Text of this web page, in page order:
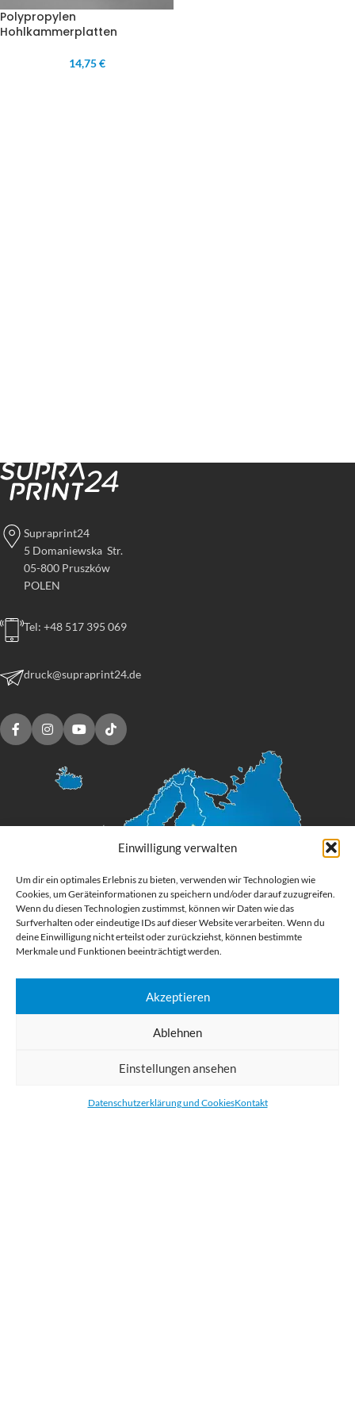
Einwilligung verwalten
Um dir ein optimales Erlebnis zu bieten, verwenden wir Technologien wie
Cookies, um Geräteinformationen zu speichern und/oder darauf zuzugreifen.
Wenn du diesen Technologien zustimmst, können wir Daten wie das
Surfverhalten oder eindeutige IDs auf dieser Website verarbeiten. Wenn du
deine Einwilligung nicht erteilst oder zurückziehst, können bestimmte
Merkmale und Funktionen beeinträchtigt werden.
Akzeptieren
Ablehnen
Einstellungen ansehen
Datenschutzerklärung und CookiesKontakt
Polypropylen
Hohlkammerplatten
14,75 €
Supraprint24
5 Domaniewska Str.
05-800 Pruszków
POLEN
Tel: +48 517 395 069
druck@supraprint24.de
Digital Großformatdruck
Bestellen Sie gedruckte Werbemittel online für Ihr Unternehmen. Wir
und Aufkleber. Wir liefern unsere Druckprodukte Deutschland,